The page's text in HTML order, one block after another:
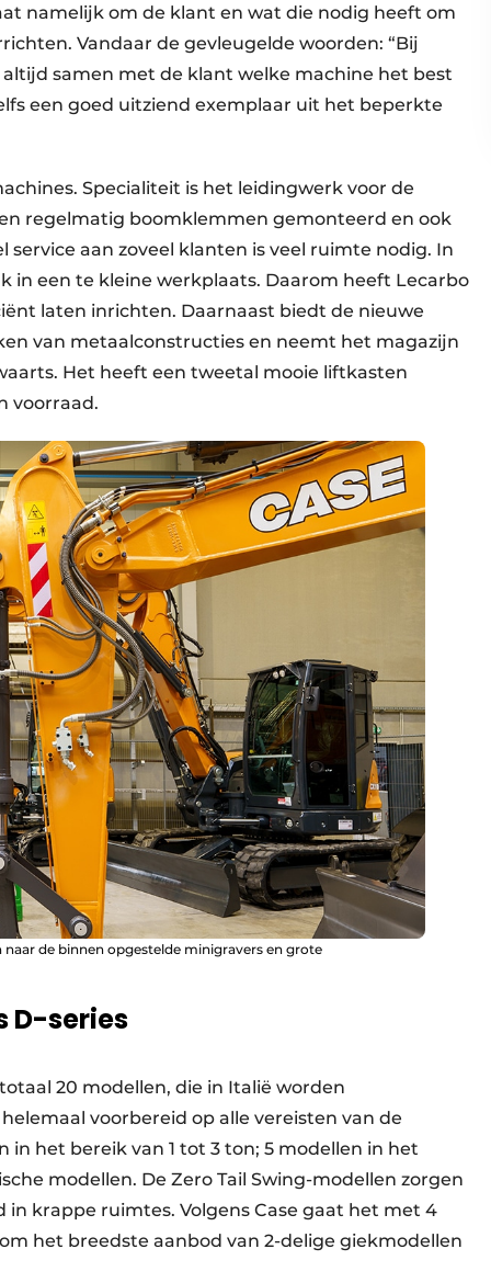
namelijk om de klant en wat die nodig heeft om
Vandaar de gevleugelde woorden: “Bij
samen met de klant welke machine het best
een goed uitziend exemplaar uit het beperkte
Specialiteit is het leidingwerk voor de
regelmatig boomklemmen gemonteerd en ook
aan zoveel klanten is veel ruimte nodig. In
in een te kleine werkplaats. Daarom heeft Lecarbo
laten inrichten. Daarnaast biedt de nieuwe
van metaalconstructies en neemt het magazijn
Het heeft een tweetal mooie liftkasten
voorraad.
de binnen opgestelde minigravers en grote
D-series
20 modellen, die in Italië worden
voorbereid op alle vereisten van de
in het bereik van 1 tot 3 ton; 5 modellen in het
modellen. De Zero Tail Swing-modellen zorgen
krappe ruimtes. Volgens Case gaat het met 4
het breedste aanbod van 2-delige giekmodellen